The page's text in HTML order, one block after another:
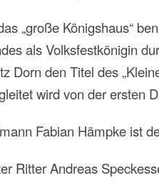
„große Königshaus“
als Volksfestkönigin
Dorn den Titel des
wird von der ersten
Fabian Hämpke ist
Ritter Andreas